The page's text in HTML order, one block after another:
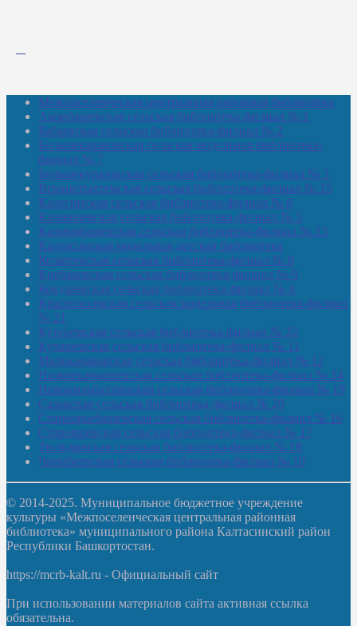
Межпоселенческая центральная районная библиотека
Амзибашевская сельская библиотека-филиал № 1
Бабаевская сельская библиотека-филиал № 2
Большекачаковская сельская модельная библиотека-
филиал № 7
Большекуразовская сельская библиотека-филиал № 3
Верхнетыхтемская сельская библиотека-филиал № 15
Калегинская сельская библиотека-филиал № 6
Калмашевская сельская библиотека-филиал № 5
Калмиябашевская сельская библиотека-филиал № 13
Калтасинская модельная детская библиотека
Кельтеевская сельская библиотека-филиал № 8
Киебаковская сельская библиотека-филиал № 9
Кокушевская сельская библиотека-филиал № 4
Краснохолмская сельская модельная библиотека-филиал
№ 21
Кутеремская сельская библиотека-филиал № 22
Кучашевская сельская библиотека-филиал № 11
Малокачаковская сельская библиотека-филиал № 12
Нижнекачмашевская сельская библиотека-филиал № 14
Новокильбахтинская сельская библиотека-филиал № 19
Сазовская сельская библиотека-филиал № 20
Староорьебашевская сельская библиотека-филиал № 16
Старояшевская сельская библиотека-филиал № 17
Тюльдинская сельская библиотека-филиал № 18
Чилибеевская сельская библиотека-филиал № 10
© 2014-2025. Муниципальное бюджетное учреждение
культуры «Межпоселенческая центральная районная
библиотека» муниципального района Калтасинский район
Республики Башкортостан.
https://mcrb-kalt.ru - Официальный сайт
При использовании материалов сайта активная ссылка
обязательна.